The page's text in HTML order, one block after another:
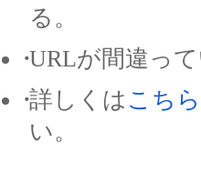
る。
URLが間違って
詳しくは こちら
い。